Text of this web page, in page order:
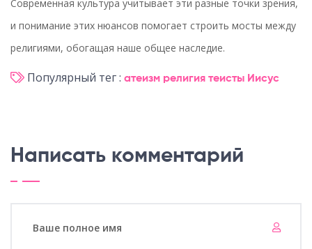
Современная культура учитывает эти разные точки зрения,
и понимание этих нюансов помогает строить мосты между
религиями, обогащая наше общее наследие.
Популярный тег : атеизм религия теисты Иисус
Написать комментарий